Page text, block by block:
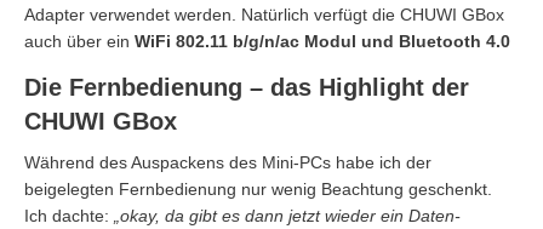
Adapter verwendet werden. Natürlich verfügt die CHUWI GBox
auch über ein WiFi 802.11 b/g/n/ac Modul und Bluetooth 4.0
Die Fernbedienung – das Highlight der
CHUWI GBox
Während des Auspackens des Mini-PCs habe ich der
beigelegten Fernbedienung nur wenig Beachtung geschenkt.
Ich dachte: „okay, da gibt es dann jetzt wieder ein Daten-